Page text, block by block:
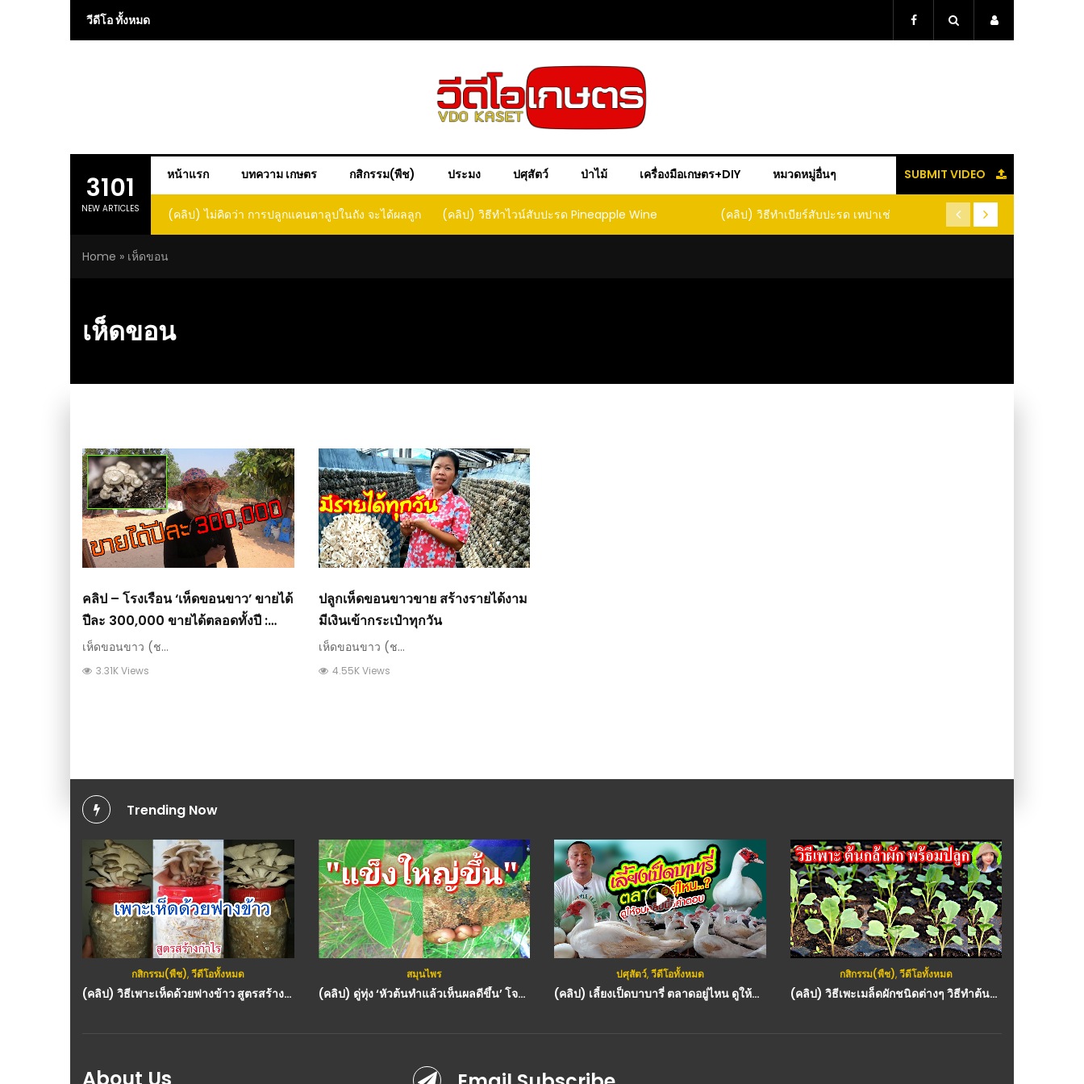
วีดีโอ ทั้งหมด
3101
NEW ARTICLES
หน้าแรก บทความ เกษตร กสิกรรม(พืช) ประมง ปศุสัตว์ ป่าไม้ เครื่องมือเกษตร+DIY หมวดหมู่อื่นๆ SUBMIT VIDEO
(คลิป) ไม่คิดว่า การปลูกแคนตาลูปในถัง จะได้ผลลูก
โตและหวานขนาดนี้ I didn’t expect that
(คลิป) วิธีทำไวน์สับปะรด Pineapple Wine (คลิป) วิธีทำเบียร์สับปะรด เทปาเช่
(คลิป) รู้แล้วจะหนาว!! หัวเดี
หนอนแมลง หนีกระเจิง
Home » เห็ดขอน
เห็ดขอน
คลิป – โรงเรือน ‘เห็ดขอนขาว’ ขายได้
ปีละ 300,000 ขายได้ตลอดทั้งปี :
วีดีโอ เกษตร
เห็ดขอนขาว (ช...
3.31K Views
ปลูกเห็ดขอนขาวขาย สร้างรายได้งาม
มีเงินเข้ากระเป๋าทุกวัน
เห็ดขอนขาว (ช...
4.55K Views
Trending Now
กสิกรรม(พืช),วีดีโอทั้งหมด
(คลิป) วิธีเพาะเห็ดด้วยฟางข้าว​ สูตรสร้างกำไร : วีดีโอ เกษตร
สมุนไพร
(คลิป) ดู่ทุ่ง ‘หัวต้นทำแล้วเห็นผลดีขึ้น’ โจฮักนะสารคาม : สมุนไพร วีดีโอ เกษตร
ปศุสัตว์,วีดีโอทั้งหมด
(คลิป) เลี้ยงเป็ดบาบารี่ ตลาดอยู่ไหน ดูให้จบคลิปนี้มีคำตอบ : วีดีโอ เกษตร
กสิกรรม(พืช),วีดีโอทั้งหมด
(คลิป) วิธีเพะเมล็ดผักชนิดต่างๆ วิธีทำต้นกล้าพร้อมปลูก เทคนิคทำให้งอกดีทุกเมล็ด งอก 100% : วีดีโอ เกษตร